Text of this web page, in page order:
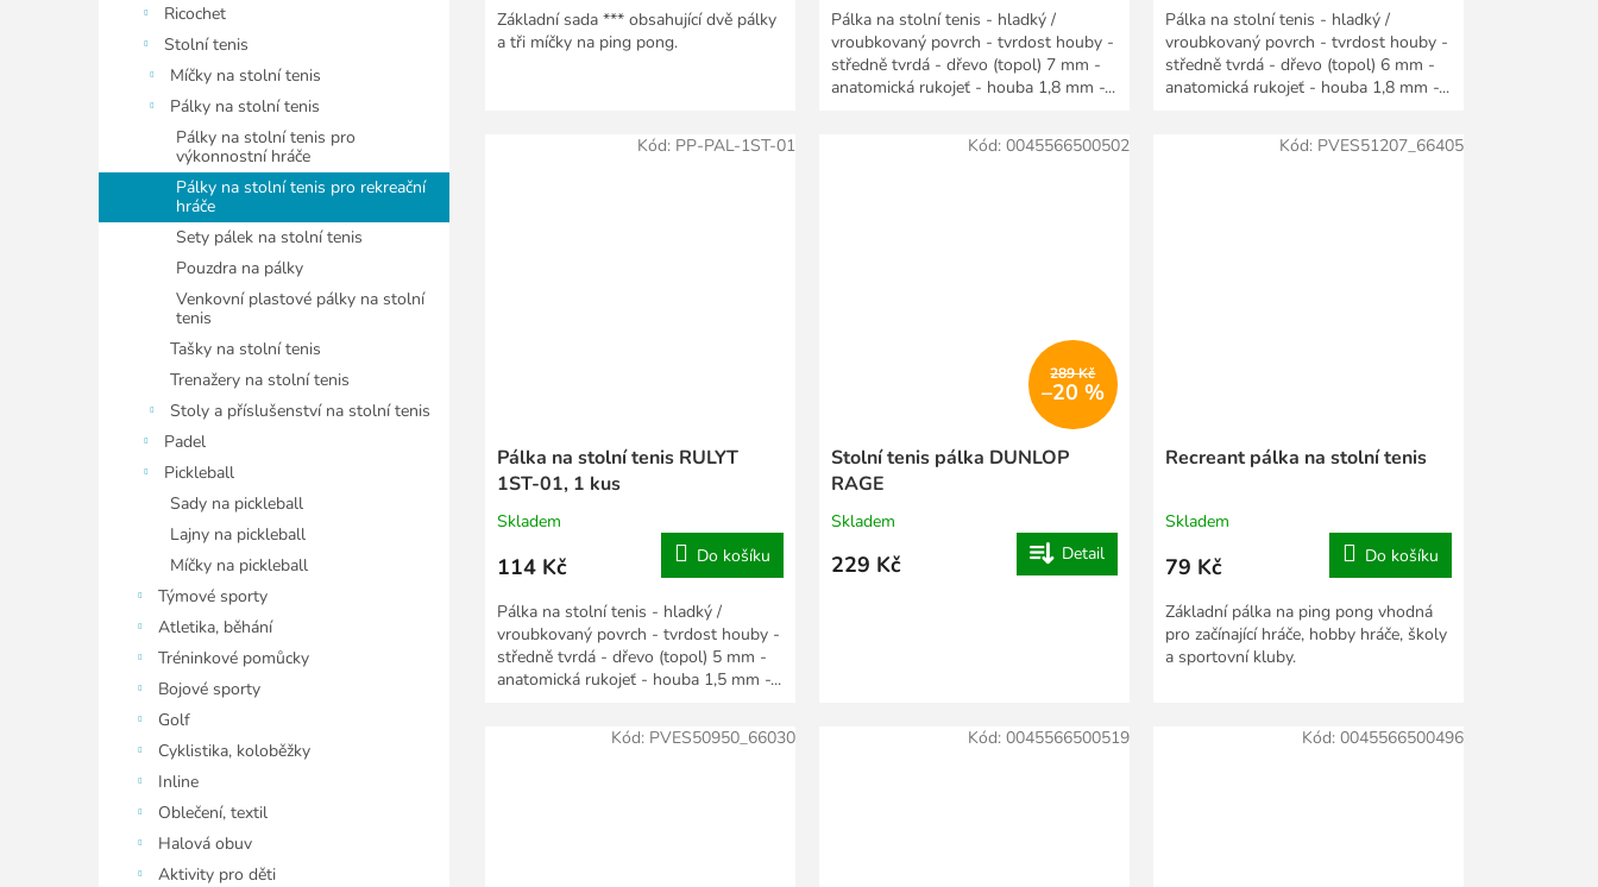
Ricochet
Stolní tenis
Míčky na stolní tenis
Pálky na stolní tenis
Pálky na stolní tenis pro
výkonnostní hráče
Pálky na stolní tenis pro rekreační
hráče
Sety pálek na stolní tenis
Pouzdra na pálky
Venkovní plastové pálky na stolní
tenis
Tašky na stolní tenis
Trenažery na stolní tenis
Stoly a příslušenství na stolní tenis
Padel
Pickleball
Sady na pickleball
Lajny na pickleball
Míčky na pickleball
Týmové sporty
Atletika, běhání
Tréninkové pomůcky
Bojové sporty
Golf
Cyklistika, koloběžky
Inline
Oblečení, textil
Halová obuv
Aktivity pro děti
Základní sada *** obsahující dvě pálky
a tři míčky na ping pong.
Pálka na stolní tenis - hladký /
vroubkovaný povrch - tvrdost houby -
středně tvrdá - dřevo (topol) 7 mm -
anatomická rukojeť - houba 1,8 mm -...
Pálka na stolní tenis - hladký /
vroubkovaný povrch - tvrdost houby -
středně tvrdá - dřevo (topol) 6 mm -
anatomická rukojeť - houba 1,8 mm -...
Pálka na stolní tenis RULYT
1ST-01, 1 kus
Skladem
114 Kč Do košíku
Pálka na stolní tenis - hladký /
vroubkovaný povrch - tvrdost houby -
středně tvrdá - dřevo (topol) 5 mm -
anatomická rukojeť - houba 1,5 mm -...
Kód: PP-PAL-1ST-01
289 Kč
–20 %
Stolní tenis pálka DUNLOP
RAGE
Skladem
229 Kč Detail
Kód: 0045566500502
Recreant pálka na stolní tenis
Skladem
79 Kč Do košíku
Základní pálka na ping pong vhodná
pro začínající hráče, hobby hráče, školy
a sportovní kluby.
Kód: PVES51207_66405
Kód: PVES50950_66030 Kód: 0045566500519 Kód: 0045566500496